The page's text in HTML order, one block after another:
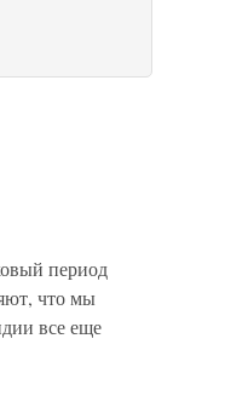
период
что мы
все еще